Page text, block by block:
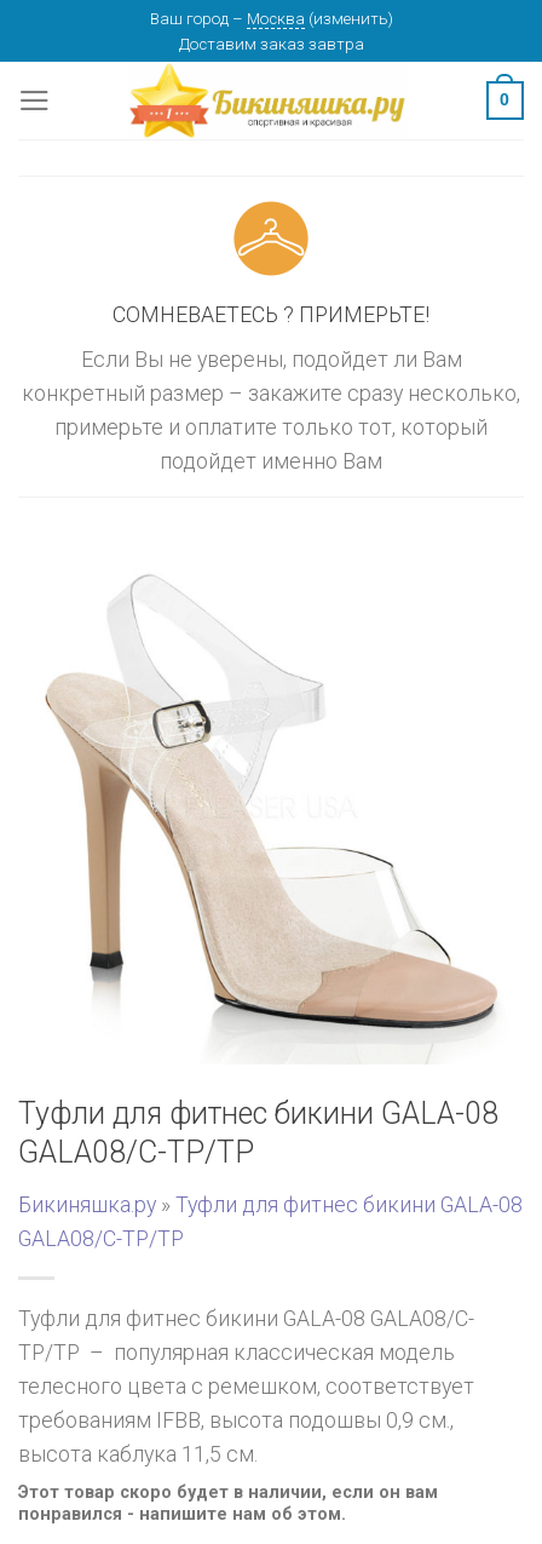
content
Ваш город – Москва (изменить)
Доставим заказ завтра
0
СОМНЕВАЕТЕСЬ ? ПРИМЕРЬТЕ!
Если Вы не уверены, подойдет ли Вам
конкретный размер – закажите сразу несколько,
примерьте и оплатите только тот, который
подойдет именно Вам
Туфли для фитнес бикини GALA-08
GALA08/C-TP/TP
Бикиняшка.ру » Туфли для фитнес бикини GALA-08
GALA08/C-TP/TP
Туфли для фитнес бикини GALA-08 GALA08/C-
TP/TP – популярная классическая модель
телесного цвета с ремешком, соответствует
требованиям IFBB, высота подошвы 0,9 см.,
высота каблука 11,5 см.
Этот товар скоро будет в наличии, если он вам
понравился - напишите нам об этом.
изменить